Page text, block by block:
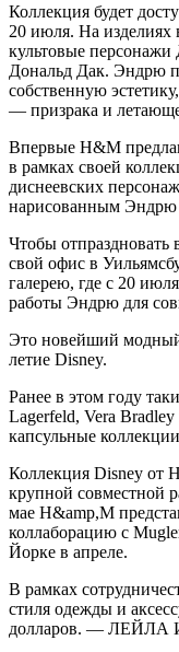
Коллекция будет
20 июля. На изделиях
культовые
Дональд Дак. Эндрю
собственную
— призрака и
Впервые H&M
в рамках своей
диснеевских
нарисованным
Чтобы
свой офис в
галерею, где с 20
работы Эндрю для
Это новейший
летие Disney.
Ранее в этом году
Lagerfeld, Vera
капсульные
Коллекция Disney от
крупной совместной
мае H&amp,M
коллаборацию с
Йорке в апреле.
В рамках
стиля одежды и
долларов. — ЛЕЙЛА